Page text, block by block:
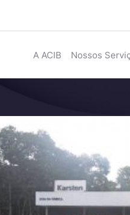
A ACIB Nossos